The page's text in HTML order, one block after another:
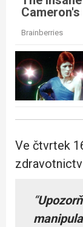
Ve čtvrtek
“